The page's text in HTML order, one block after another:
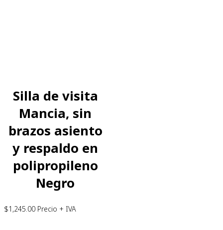
Silla de visita
Mancia, sin
brazos asiento
y respaldo en
polipropileno
Negro
$1,245.00 Precio + IVA